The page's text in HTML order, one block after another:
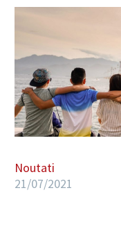
Noutati
21/07/2021